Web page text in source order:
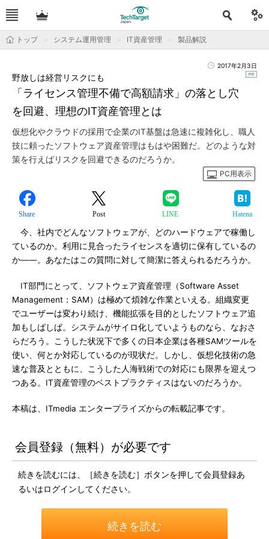
トップ システム運用管理 IT資産管理 製品解説
2017年2月3日
「ライセンス管理不備で高額請求」の落とし穴
を回避、理想のIT資産管理とは
野放しは経営リスクにも
仮想化やクラウドの採用で企業のIT基盤は急速に複雑化し、職人
技に頼ったソフトウェア資産管理はもはや困難だ。どのような対
策を行えばリスクを回避できるのだろうか。
PC用表示
Share Post LINE Hatena
今、社内でどんなソフトウェアが、どのハードウェアで稼働し
ているのか。利用に見合ったライセンスを適切に保有しているの
か――。あなたはこの質問に対して簡潔に答えられるだろうか。
IT部門にとって、ソフトウェア資産管理（Software Asset
Management：SAM）は極めて煩雑な作業といえる。組織変更
でユーザーは変わり続け、機能拡張を目的としたソフトウェア追
加もしばしば。システムがサイロ化していようものなら、なおさ
らだろう。こうした状況下で多くの日本企業は各種SAMツールを
使い、何とか対応しているのが現状だ。しかし、仮想化技術の急
速な普及とともに、こうした人海戦術での対応にも限界を迎えつ
つある。IT資産管理のベストプラクティスはないのだろうか。
本稿は、ITmedia エンタープライズからの転載記事です。
会員登録（無料）が必要です
続きを読むには、［続きを読む］ボタンを押して会員登録あ
るいはログインしてください。
続きを読む